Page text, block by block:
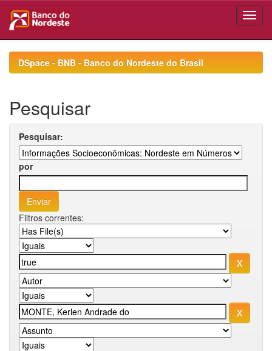
navigationDSpace - BNB - Banco do Nordeste do Brasil
Pesquisar
Pesquisar:
por
Filtros correntes: